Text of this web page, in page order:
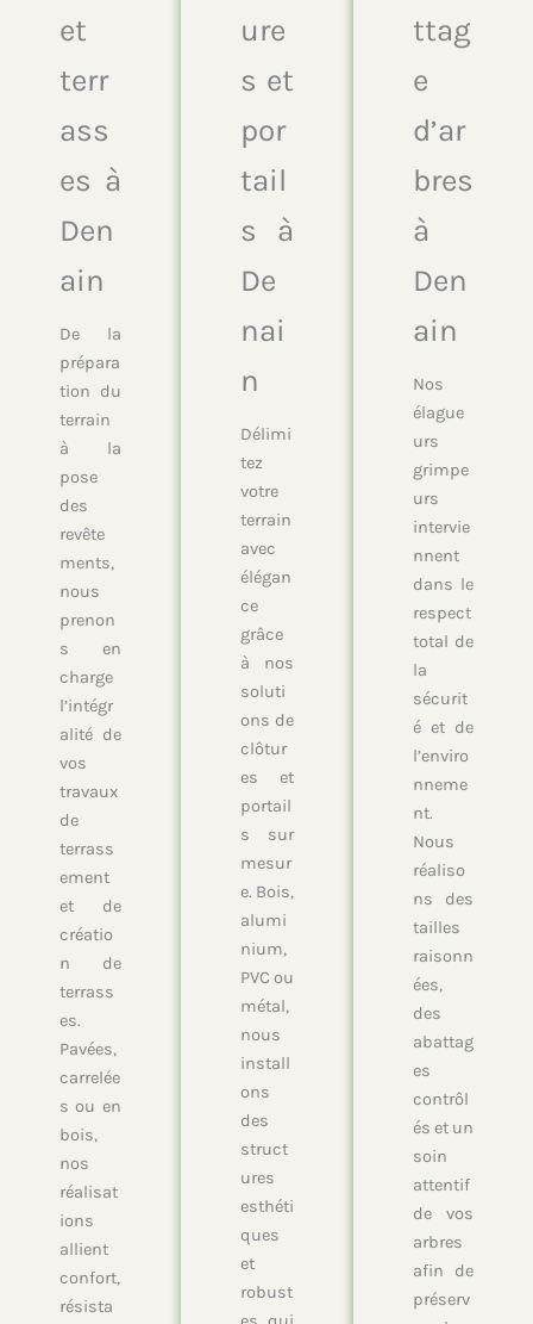
et
terr
ass
es à
Den
ain
De la
prépara
tion du
terrain
à la
pose
des
revête
ments,
nous
prenon
s en
charge
l’intégr
alité de
vos
travaux
de
terrass
ement
et de
créatio
n de
terrass
es.
Pavées,
carrelée
s ou en
bois,
nos
réalisat
ions
allient
confort,
résista
ure
s et
por
tail
s à
De
nai
n
Délimi
tez
votre
terrain
avec
élégan
ce
grâce
à nos
soluti
ons de
clôtur
es et
portail
s sur
mesur
e. Bois,
alumi
nium,
PVC ou
métal,
nous
install
ons
des
struct
ures
esthéti
ques
et
robust
ttag
e
d’ar
bres
à
Den
ain
Nos
élague
urs
grimpe
urs
intervie
nnent
dans le
respect
total de
la
sécurit
é et de
l’enviro
nneme
nt.
Nous
réaliso
ns des
tailles
raisonn
ées,
des
abattag
es
contrôl
és et un
soin
attentif
de vos
arbres
afin de
préserv